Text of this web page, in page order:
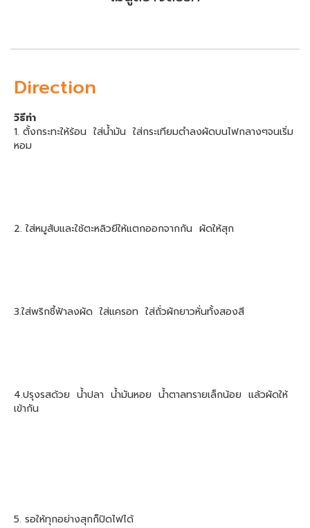
Direction
วิธีทำ
1. ตั้งกระทะให้ร้อน ใส่น้ำมัน ใส่กระเทียมตำลงผัดบนไฟกลางๆจนเริ่ม
หอม
2. ใส่หมูสับและใช้ตะหลิวยีให้แตกออกจากกัน ผัดให้สุก
3.ใส่พริกชี้ฟ้าลงผัด ใส่แครอท ใส่ถั่วผักยาวหั่นทั้งสองสี
4.ปรุงรสด้วย น้ำปลา น้ำมันหอย น้ำตาลทรายเล็กน้อย แล้วผัดให้
เข้ากัน
5. รอให้ทุกอย่างสุกก็ปิดไฟได้